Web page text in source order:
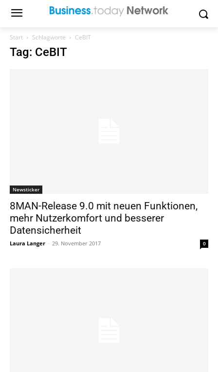
Start Schlagworte CeBIT
Tag: CeBIT
Newsticker
8MAN-Release 9.0 mit neuen Funktionen,
mehr Nutzerkomfort und besserer
Datensicherheit
Laura Langer - 29. November 2017 0